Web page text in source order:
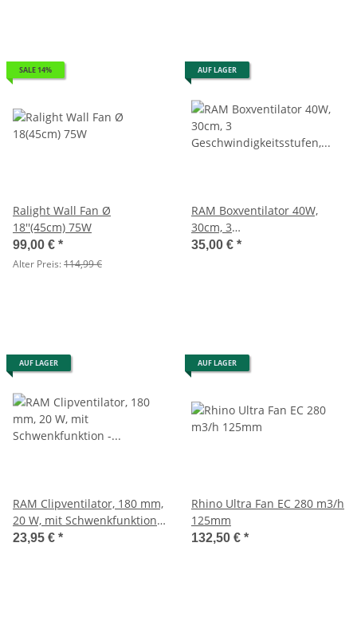
SALE 14%
Ralight Wall Fan Ø
18''(45cm) 75W
99,00 € *
Alter Preis:114,99 €
AUF LAGER
RAM Boxventilator 40W,
30cm, 3
Geschwindigkeitsstufen, Box
35,00 € *
AUF LAGER
RAM Clipventilator, 180 mm,
20 W, mit Schwenkfunktion -
Einsatz als Stand- oder
23,95 € *
AUF LAGER
Rhino Ultra Fan EC 280 m3/h
125mm
132,50 € *